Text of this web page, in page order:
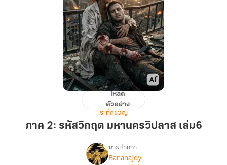
รหัส
มหานคร
วิปลาส
โหลด
ตัวอย่าง
ระทึกขวัญ
ภาค 2: รหัสวิกฤต มหานครวิปลาส เล่ม6
เรื่อง
นามปากกา
Bananajoy